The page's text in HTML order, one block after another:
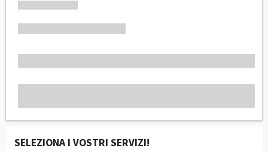
SELEZIONA I VOSTRI SERVIZI!